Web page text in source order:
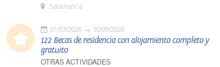
Salamanca
01/07/2026 30/09/2026
122 Becas de residencia con alojamiento completo y
gratuito
OTRAS ACTIVIDADES